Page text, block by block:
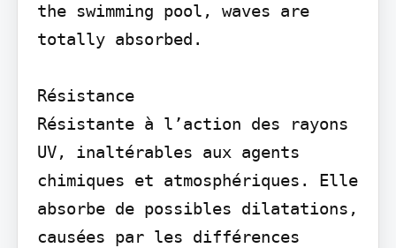
the swimming pool, waves are
totally absorbed.
Résistance
Résistante à l’action des rayons
UV, inaltérables aux agents
chimiques et atmosphériques. Elle
absorbe de possibles dilatations,
causées par les différences